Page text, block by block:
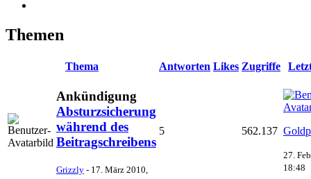
Themen
Thema Antworten Likes Zugriffe
Ankündigung
Absturzsicherung
während des
Beitragschreibens
Grizzly - 17. März 2010,
5 562.137
27.
18:48